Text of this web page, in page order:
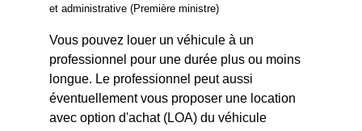
et administrative (Première ministre)
Vous pouvez louer un véhicule à un
professionnel pour une durée plus ou moins
longue. Le professionnel peut aussi
éventuellement vous proposer une location
avec option d'achat (LOA) du véhicule